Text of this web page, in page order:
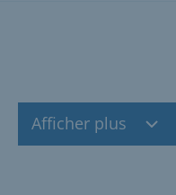
Afficher plus